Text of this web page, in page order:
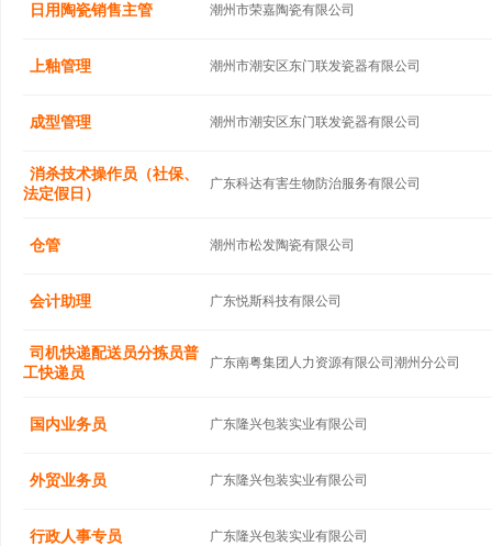
日用陶瓷销售主管 潮州市荣嘉陶瓷有限公司
上釉管理 潮州市潮安区东门联发瓷器有限公司
成型管理 潮州市潮安区东门联发瓷器有限公司
消杀技术操作员（社保、
法定假日）
广东科达有害生物防治服务有限公司
仓管 潮州市松发陶瓷有限公司
会计助理 广东悦斯科技有限公司
司机快递配送员分拣员普
工快递员
广东南粤集团人力资源有限公司潮州分公司
国内业务员 广东隆兴包装实业有限公司
外贸业务员 广东隆兴包装实业有限公司
行政人事专员 广东隆兴包装实业有限公司